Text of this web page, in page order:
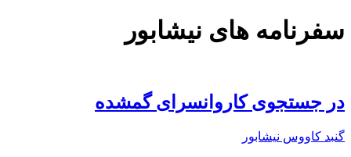
سفرنامه های نیشابور
در جستجوی کاروانسرای گمشده
گنبد کاووس نیشابور